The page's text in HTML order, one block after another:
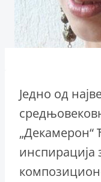
Једно од
„Декамерон“
инспирација